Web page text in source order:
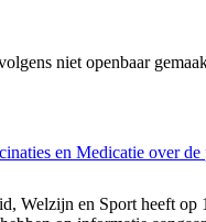
niet openbaar
en Medicatie over
Welzijn en Sport heeft op